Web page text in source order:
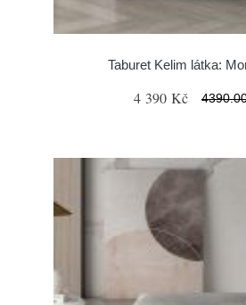
Taburet Kelim látka:
4 390 Kč